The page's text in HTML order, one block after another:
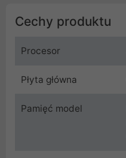
Cechy produktu
Procesor
Płyta główna
Pamięć model